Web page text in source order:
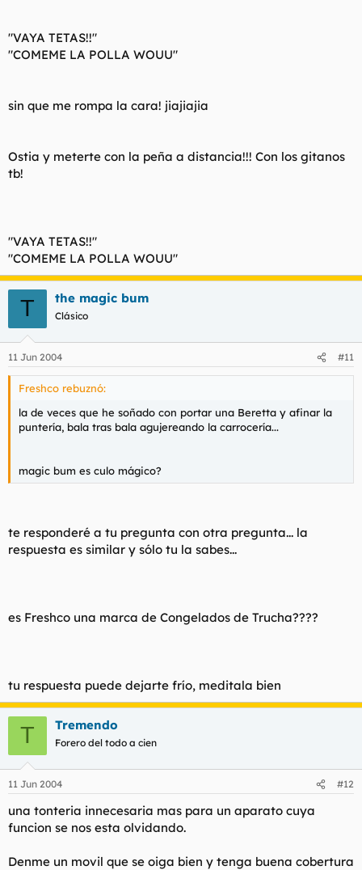
"VAYA TETAS!!"
"COMEME LA POLLA WOUU"
sin que me rompa la cara! jiajiajia
Ostia y meterte con la peña a distancia!!! Con los gitanos
tb!
"VAYA TETAS!!"
"COMEME LA POLLA WOUU"
T the magic bum
Clásico
11 Jun 2004 #11
Freshco rebuznó:
la de veces que he soñado con portar una Beretta y afinar la
puntería, bala tras bala agujereando la carrocería...
magic bum es culo mágico?
te responderé a tu pregunta con otra pregunta... la
respuesta es similar y sólo tu la sabes...
es Freshco una marca de Congelados de Trucha????
tu respuesta puede dejarte frío, meditala bien
T Tremendo
Forero del todo a cien
11 Jun 2004 #12
una tonteria innecesaria mas para un aparato cuya
funcion se nos esta olvidando.
Denme un movil que se oiga bien y tenga buena cobertura